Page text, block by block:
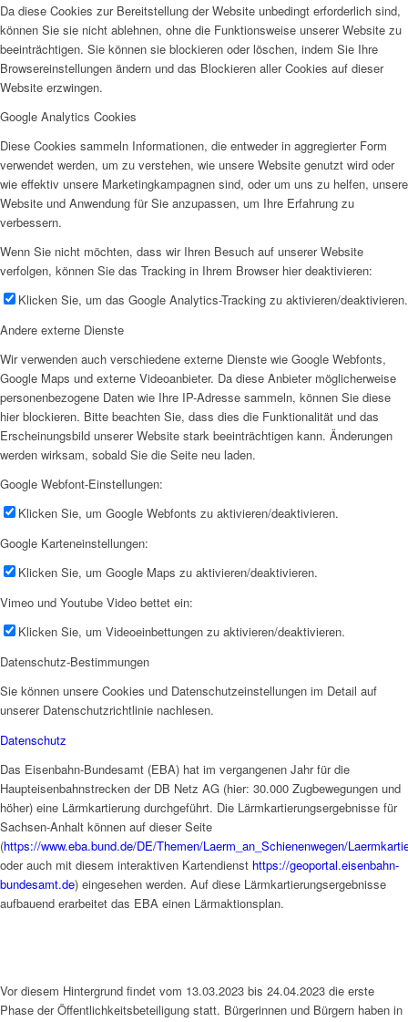
Da diese Cookies zur Bereitstellung der Website unbedingt erforderlich sind,
können Sie sie nicht ablehnen, ohne die Funktionsweise unserer Website zu
beeinträchtigen. Sie können sie blockieren oder löschen, indem Sie Ihre
Browsereinstellungen ändern und das Blockieren aller Cookies auf dieser
Website erzwingen.
Google Analytics Cookies
Diese Cookies sammeln Informationen, die entweder in aggregierter Form
verwendet werden, um zu verstehen, wie unsere Website genutzt wird oder
wie effektiv unsere Marketingkampagnen sind, oder um uns zu helfen, unsere
Website und Anwendung für Sie anzupassen, um Ihre Erfahrung zu
verbessern.
Wenn Sie nicht möchten, dass wir Ihren Besuch auf unserer Website
verfolgen, können Sie das Tracking in Ihrem Browser hier deaktivieren:
Klicken Sie, um das Google Analytics-Tracking zu aktivieren/deaktivieren.
Andere externe Dienste
Wir verwenden auch verschiedene externe Dienste wie Google Webfonts,
Google Maps und externe Videoanbieter. Da diese Anbieter möglicherweise
personenbezogene Daten wie Ihre IP-Adresse sammeln, können Sie diese
hier blockieren. Bitte beachten Sie, dass dies die Funktionalität und das
Erscheinungsbild unserer Website stark beeinträchtigen kann. Änderungen
werden wirksam, sobald Sie die Seite neu laden.
Google Webfont-Einstellungen:
Klicken Sie, um Google Webfonts zu aktivieren/deaktivieren.
Google Karteneinstellungen:
Klicken Sie, um Google Maps zu aktivieren/deaktivieren.
Vimeo und Youtube Video bettet ein:
Klicken Sie, um Videoeinbettungen zu aktivieren/deaktivieren.
Datenschutz-Bestimmungen
Sie können unsere Cookies und Datenschutzeinstellungen im Detail auf
unserer Datenschutzrichtlinie nachlesen.
Datenschutz
Das Eisenbahn-Bundesamt (EBA) hat im vergangenen Jahr für die
Haupteisenbahnstrecken der DB Netz AG (hier: 30.000 Zugbewegungen und
höher) eine Lärmkartierung durchgeführt. Die Lärmkartierungsergebnisse für
Sachsen-Anhalt können auf dieser Seite
(https://www.eba.bund.de/DE/Themen/Laerm_an_Schienenwegen/
oder auch mit diesem interaktiven Kartendienst https://geoportal.eisenbahn-
bundesamt.de) eingesehen werden. Auf diese Lärmkartierungsergebnisse
aufbauend erarbeitet das EBA einen Lärmaktionsplan.
Vor diesem Hintergrund findet vom 13.03.2023 bis 24.04.2023 die erste
Phase der Öffentlichkeitsbeteiligung statt. Bürgerinnen und Bürgern haben in